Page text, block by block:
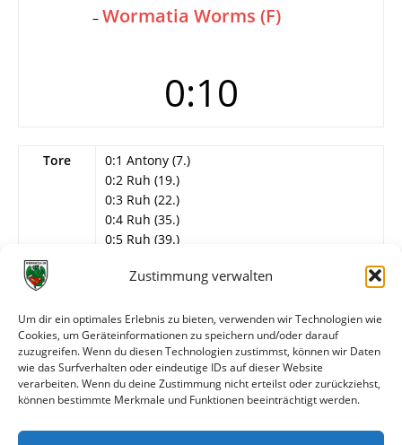
Zustimmung verwalten
Um dir ein optimales Erlebnis zu bieten, verwenden wir Technologien wie
Cookies, um Geräteinformationen zu speichern und/oder darauf
zuzugreifen. Wenn du diesen Technologien zustimmst, können wir Daten
wie das Surfverhalten oder eindeutige IDs auf dieser Website
verarbeiten. Wenn du deine Zustimmung nicht erteilst oder zurückziehst,
können bestimmte Merkmale und Funktionen beeinträchtigt werden.
– Wormatia Worms (F)
0:10
Tore
0:1 Antony (7.)
0:2 Ruh (19.)
0:3 Ruh (22.)
0:4 Ruh (35.)
0:5 Ruh (39.)
0:7 Ruh (51./Foulelfmeter)
0:9 Antony (80.)
0:10 (86./Eigentor)
Info
17. Spieltag